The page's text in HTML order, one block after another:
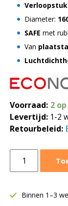
Verloopstuk
Diameter:
SAFE met
Van
Voorraad: 2
Levertijd: 1-2
Retourbeleid:
Ø160
Ø150Binnen 1–3